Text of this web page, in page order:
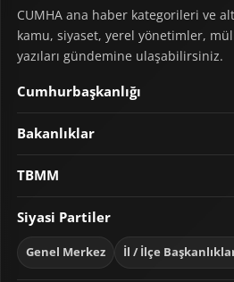
CUMHA ana haber kategorileri ve
kamu, siyaset, yerel yönetimler,
yazıları gündemine ulaşabilirsiniz.
Cumhurbaşkanlığı
Bakanlıklar
TBMM
Siyasi Partiler
Genel Merkez İl / İlçe